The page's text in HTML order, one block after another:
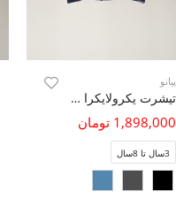
پیانو
تیشرت یکرولایکرا آستین افتاده تمام چاپ
1,898,000 تومان
3سال تا 8سال